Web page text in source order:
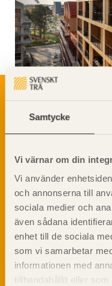
Samtycke
Vi värnar om din
Vi använder
och annonserna till
sociala medier och
även sådana
enhet till de sociala
som vi samarbetar
informationen med
tillhandahållit eller
beskriva
egenskaper.
Dela på
Prenumerera på